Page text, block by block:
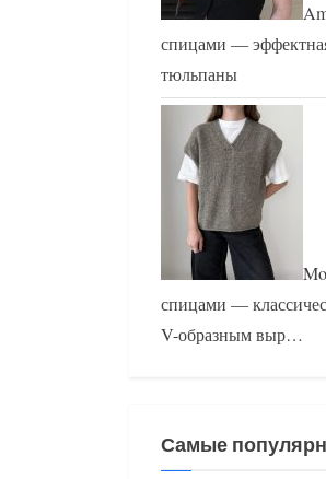
спицами —
тюльпаны
спицами —
V-образным выр…
Самые